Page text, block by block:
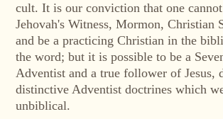
cult. It is our conviction that one
Jehovah's Witness, Mormon, Christian
and be a practicing Christian in the
the word; but it is possible to be a
Adventist and a true follower of Jesus,
distinctive Adventist doctrines which
unbiblical.